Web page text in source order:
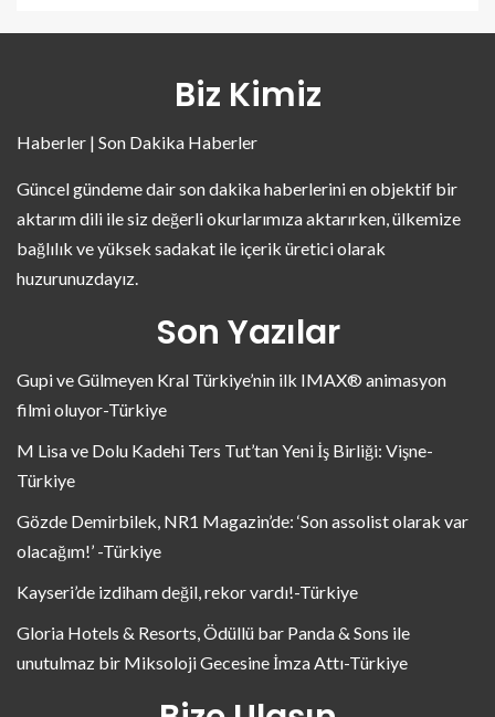
Biz Kimiz
Haberler | Son Dakika Haberler
Güncel gündeme dair son dakika haberlerini en objektif bir
aktarım dili ile siz değerli okurlarımıza aktarırken, ülkemize
bağlılık ve yüksek sadakat ile içerik üretici olarak
huzurunuzdayız.
Son Yazılar
Gupi ve Gülmeyen Kral Türkiye’nin ilk IMAX® animasyon
filmi oluyor-Türkiye
M Lisa ve Dolu Kadehi Ters Tut’tan Yeni İş Birliği: Vişne-
Türkiye
Gözde Demirbilek, NR1 Magazin’de: ‘Son assolist olarak var
olacağım!’ -Türkiye
Kayseri’de izdiham değil, rekor vardı!-Türkiye
Gloria Hotels & Resorts, Ödüllü bar Panda & Sons ile
unutulmaz bir Miksoloji Gecesine İmza Attı-Türkiye